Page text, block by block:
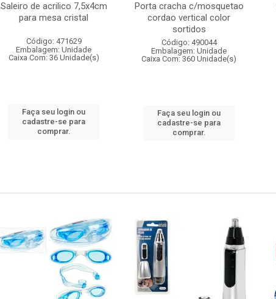
Saleiro de acrilico 7,5x4cm
para mesa cristal
Código: 471629
Embalagem: Unidade
Caixa Com: 36 Unidade(s)
Faça seu login ou
cadastre-se para
comprar.
Porta cracha c/mosquetao
cordao vertical color
sortidos
Código: 490044
Embalagem: Unidade
Caixa Com: 360 Unidade(s)
Faça seu login ou
cadastre-se para
comprar.